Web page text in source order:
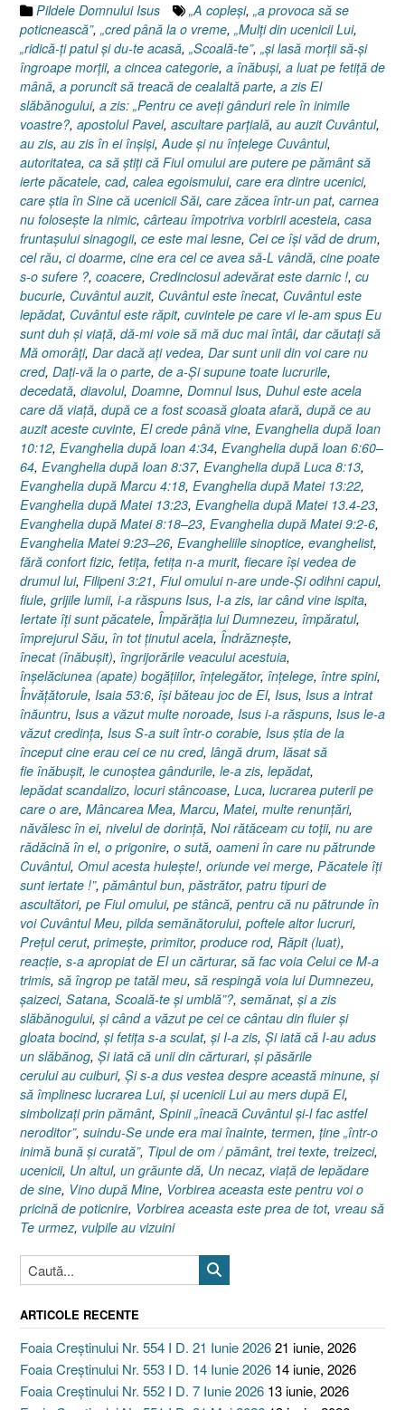
Pildele Domnului Isus „A copleşi, „a provoca să se
poticnească”, „cred până la o vreme, „Mulţi din ucenicii Lui,
„ridică-ţi patul şi du-te acasă, „Scoală-te”, „şi lasă morţii să-şi
îngroape morţii, a cincea categorie, a înăbuşi, a luat pe fetiţă de
mână, a poruncit să treacă de cealaltă parte, a zis El
slăbănogului, a zis: „Pentru ce aveţi gânduri rele în inimile
voastre?, apostolul Pavel, ascultare parţială, au auzit Cuvântul,
au zis, au zis în ei înşişi,Aude şi nu înţelege Cuvântul,
autoritatea, ca să ştiţi că Fiul omului are putere pe pământ să
ierte păcatele, cad, calea egoismului, care era dintre ucenici,
care ştia în Sine că ucenicii Săi, care zăcea într-un pat, carnea
nu foloseşte la nimic, cârteau împotriva vorbirii acesteia, casa
fruntaşului sinagogii, ce este mai lesne, Cei ce îşi văd de drum,
cel rău, ci doarme, cine era cel ce avea să-L vândă, cine poate
s-o sufere ?, coacere, Credinciosul adevărat este darnic !, cu
bucurie, Cuvântul auzit, Cuvântul este înecat, Cuvântul este
lepădat, Cuvântul este răpit, cuvintele pe care vi le-am spus Eu
sunt duh şi viaţă, dă-mi voie să mă duc mai întâi, dar căutaţi să
Mă omorâţi, Dar dacă aţi vedea, Dar sunt unii din voi care nu
cred, Daţi-vă la o parte, de a-Şi supune toate lucrurile,
decedată, diavolul, Doamne, Domnul Isus, Duhul este acela
care dă viaţă, după ce a fost scoasă gloata afară, după ce au
auzit aceste cuvinte, El crede până vine, Evanghelia după Ioan
10:12, Evanghelia după Ioan 4:34, Evanghelia după Ioan 6:60–
64, Evanghelia după Ioan 8:37, Evanghelia după Luca 8:13,
Evanghelia după Marcu 4:18, Evanghelia după Matei 13:22,
Evanghelia după Matei 13:23, Evanghelia după Matei 13.4-23,
Evanghelia după Matei 8:18–23, Evanghelia după Matei 9:2-6,
Evanghelia Matei 9:23–26, Evangheliile sinoptice, evanghelist,
fără confort fizic, fetiţa, fetiţa n-a murit, fiecare îşi vedea de
drumul lui, Filipeni 3:21, Fiul omului n-are unde-Şi odihni capul,
fiule, grijile lumii, i-a răspuns Isus, I-a zis, iar când vine ispita,
Iertate îţi sunt păcatele, Împărăţia lui Dumnezeu, împăratul,
împrejurul Său, în tot ţinutul acela, Îndrăzneşte,
înecat (înăbuşit), îngrijorările veacului acestuia,
înşelăciunea (apate) bogăţiilor, înţelegător, înţelege, între spini,
Învăţătorule, Isaia 53:6, îşi băteau joc de El, Isus, Isus a intrat
înăuntru, Isus a văzut multe noroade, Isus i-a răspuns, Isus le-a
văzut credinţa, Isus S-a suit într-o corabie, Isus ştia de la
început cine erau cei ce nu cred, lângă drum, lăsat să
fie înăbuşit, le cunoştea gândurile, le-a zis, lepădat,
lepădat scandalizo, locuri stâncoase, Luca, lucrarea puterii pe
care o are, Mâncarea Mea, Marcu, Matei, multe renunţări,
năvălesc în ei, nivelul de dorinţă, Noi rătăceam cu toţii, nu are
rădăcină în el, o prigonire, o sută, oameni în care nu pătrunde
Cuvântul, Omul acesta huleşte!, oriunde vei merge, Păcatele îţi
sunt iertate !”, pământul bun, păstrător, patru tipuri de
ascultători, pe Fiul omului, pe stâncă, pentru că nu pătrunde în
voi Cuvântul Meu, pilda semănătorului, poftele altor lucruri,
Preţul cerut, primeşte, primitor, produce rod, Răpit (luat),
reacţie, s-a apropiat de El un cărturar, să fac voia Celui ce M-a
trimis, să îngrop pe tatăl meu, să respingă voia lui Dumnezeu,
şaizeci, Satana, Scoală-te şi umblă”?, semănat, şi a zis
slăbănogului, şi când a văzut pe cei ce cântau din fluier şi
gloata bocind, şi fetiţa s-a sculat, şi I-a zis, Şi iată că I-au adus
un slăbănog, Şi iată că unii din cărturari, şi păsările
cerului au cuiburi, Şi s-a dus vestea despre această minune, şi
să împlinesc lucrarea Lui, şi ucenicii Lui au mers după El,
simbolizaţi prin pământ, Spinii „îneacă Cuvântul şi-l fac astfel
neroditor”, suindu-Se unde era mai înainte, termen, ţine „într-o
inimă bună şi curată”, Tipul de om / pământ, trei texte, treizeci,
ucenicii, Un altul, un grăunte dă, Un necaz, viaţă de lepădare
de sine, Vino după Mine, Vorbirea aceasta este pentru voi o
pricină de poticnire, Vorbirea aceasta este prea de tot, vreau să
Te urmez, vulpile au vizuini
ARTICOLE RECENTE
Foaia Creștinului Nr. 554 I D. 21 Iunie 202621 iunie, 2026
Foaia Creștinului Nr. 553 I D. 14 Iunie 2026 14 iunie, 2026
Foaia Creștinului Nr. 552 I D. 7 Iunie 2026 13 iunie, 2026